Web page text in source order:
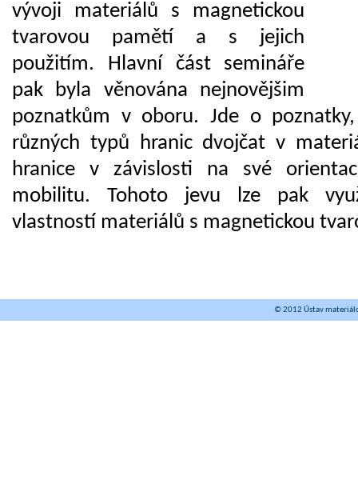
vývoji materiálů s magnetickou
tvarovou pamětí a s jejich
použitím. Hlavní část semináře
pak byla věnována nejnovějšim
poznatkům v oboru. Jde o
různých typů hranic dvojčat v
hranice v závislosti na své
mobilitu. Tohoto jevu lze pak
vlastností materiálů s magnetickou
© 2012 Ústav